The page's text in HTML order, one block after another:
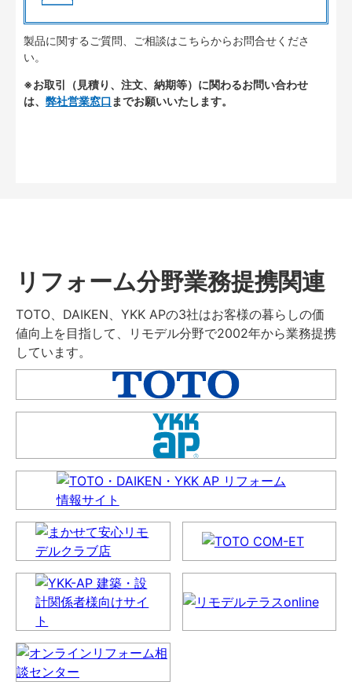
製品に関するご質問、ご相談はこちらからお問合せくださ
い。
※お取引（見積り、注文、納期等）に関わるお問い合わせ
は、 弊社営業窓口 までお願いいたします。
リフォーム分野業務提携関連
TOTO、DAIKEN、YKK APの3社はお客様の暮らしの価
値向上を目指して、リモデル分野で2002年から業務提携
しています。